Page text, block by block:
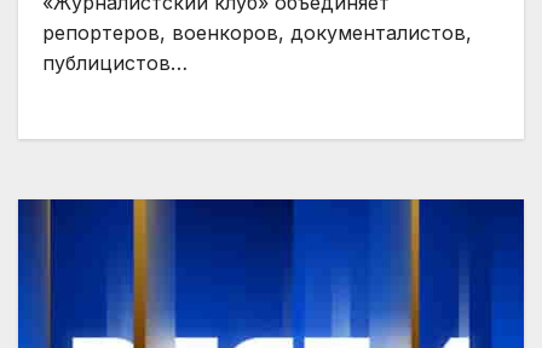
репортеров, военкоров, документалистов,
публицистов…